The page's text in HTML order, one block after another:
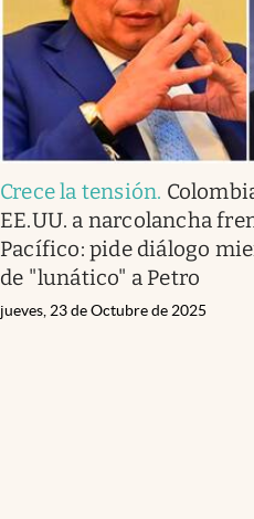
Crece la tensión.
EE.UU. a narcolancha
Pacífico: pide diálogo
de "lunático" a Petro
jueves, 23 de Octubre de 2025